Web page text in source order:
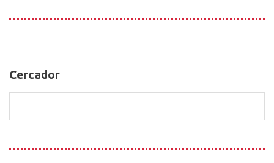
Cercador
Cercador